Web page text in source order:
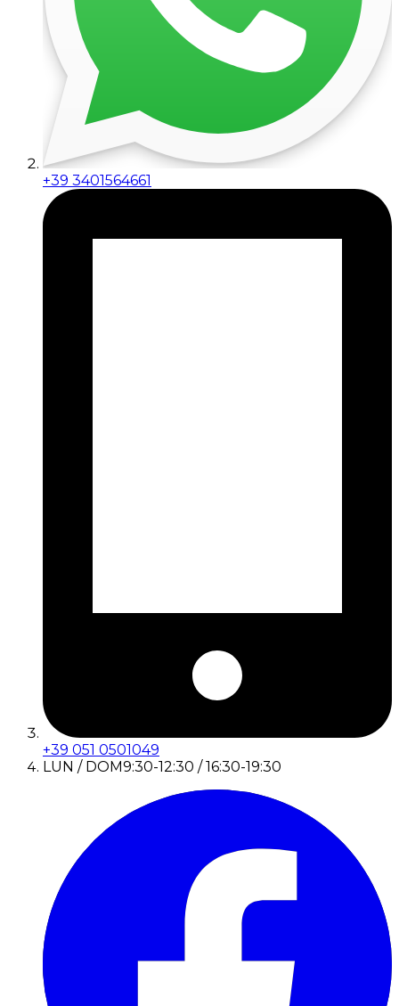
+39 3401564661
+39 051 0501049
LUN / DOM9:30-12:30 / 16:30-19:30